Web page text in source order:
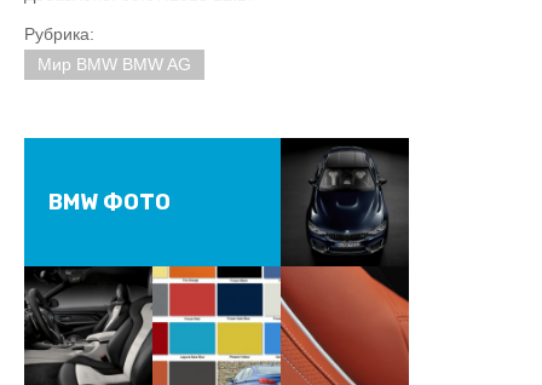
Рубрика:
Мир BMW BMW AG
BMW ФОТО